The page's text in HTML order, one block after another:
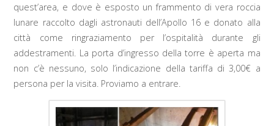
quest’area, e dove è esposto un frammento di vera roccia
lunare raccolto dagli astronauti dell’Apollo 16 e donato alla
città come ringraziamento per l’ospitalità durante gli
addestramenti. La porta d’ingresso della torre è aperta ma
non c’è nessuno, solo l’indicazione della tariffa di 3,00€ a
persona per la visita. Proviamo a entrare.